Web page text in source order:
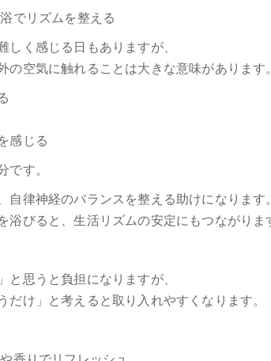
でリズムを整える
しく感じる日もありますが、
の空気に触れることは大きな意味があります。
感じる
です。
自律神経のバランスを整える助けになります。
浴びると、生活リズムの安定にもつながりま
と思うと負担になりますが、
だけ」と考えると取り入れやすくなります。